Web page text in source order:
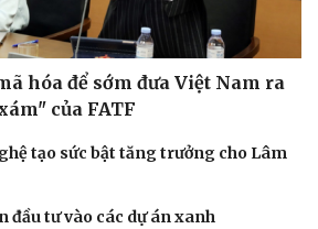
hóa để sớm đưa Việt Nam ra
của FATF
tạo sức bật tăng trưởng cho Lâm
đầu tư vào các dự án xanh